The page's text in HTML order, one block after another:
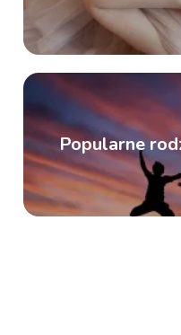
Popularne